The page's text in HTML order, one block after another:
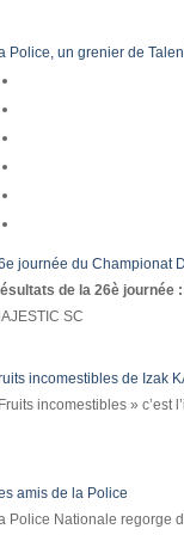
Police, un grenier de
journée du Championat
de la 26è journée :
SC
incomestibles de Izak
incomestibles » c’est
amis de la Police
Police Nationale regorge